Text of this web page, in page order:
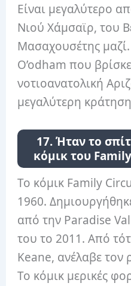
Είναι μεγαλύτερο
Νιού Χάμσαϊρ, του
Μασαχουσέτης
O’odham που
νοτιοανατολική
μεγαλύτερη
17. Ήταν το
κόμικ του
Το κόμικ Family
1960.
από την Paradise
του το 2011. Από
Keane, ανέλαβε τον
Το κόμικ μερικές